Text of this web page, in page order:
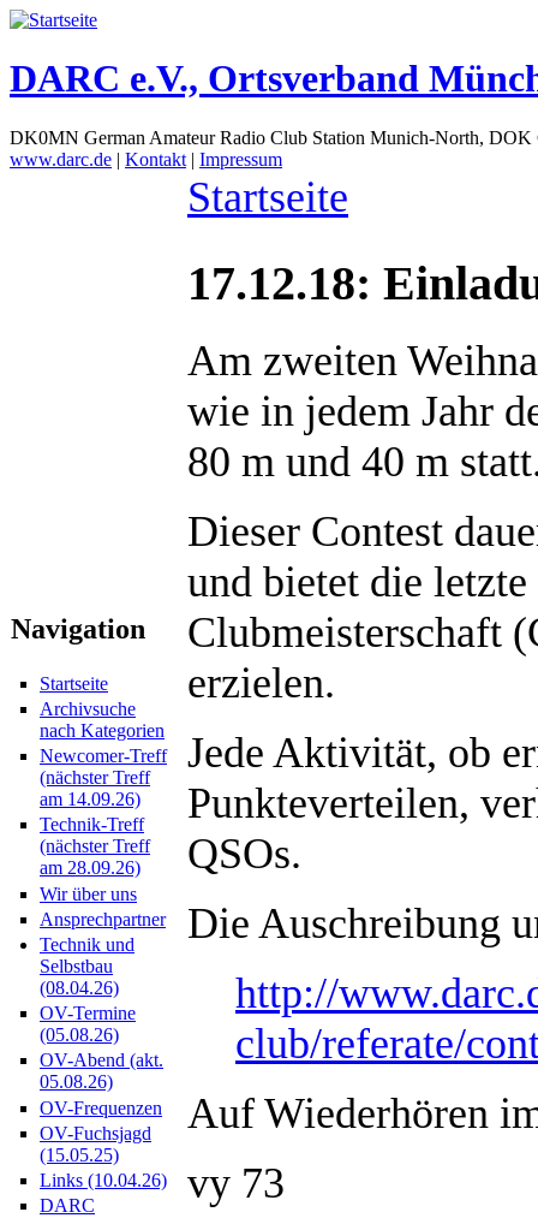
DARC e.V., Ortsverband
DK0MN German Amateur Radio Club Station Munich-North,
www.darc.de | Kontakt | Impressum
Navigation
Startseite
Archivsuche
nach Kategorien
Newcomer-Treff
(nächster Treff
am 14.09.26)
Technik-Treff
(nächster Treff
am 28.09.26)
Wir über uns
Ansprechpartner
Technik und
Selbstbau
(08.04.26)
OV-Termine
(05.08.26)
OV-Abend (akt.
05.08.26)
OV-Frequenzen
OV-Fuchsjagd
(15.05.25)
Links (10.04.26)
DARC
Startseite
17.12.18:
Am zweiten
wie in jedem Jahr
80 m und 40 m
Dieser Contest
und bietet die
Clubmeisterschaft
erzielen.
Jede Aktivität, ob
Punkteverteilen,
QSOs.
Die Auschreibung
http://
club/referate/
Auf Wiederhören
vy 73